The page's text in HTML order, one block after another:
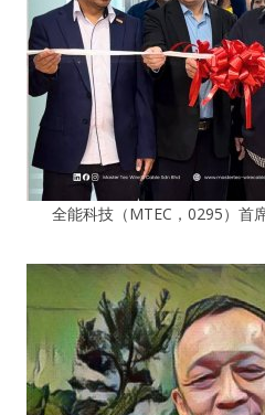
全能科技（MTEC，0295）首